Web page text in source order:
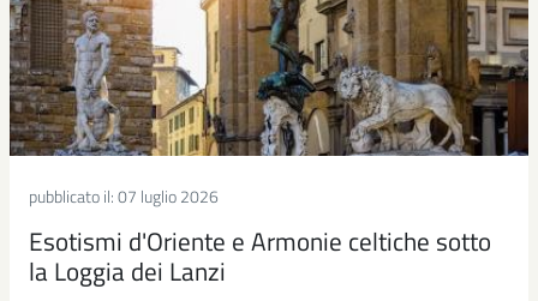
pubblicato il:07 luglio 2026
Esotismi d'Oriente e Armonie celtiche sotto
la Loggia dei Lanzi